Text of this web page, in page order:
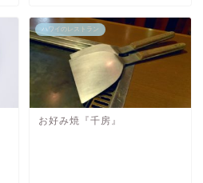
ハワイのレストラン
お好み焼『千房』